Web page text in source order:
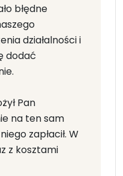
błędne
działalności i
dodać
Pan
na ten sam
zapłacił. W
z kosztami